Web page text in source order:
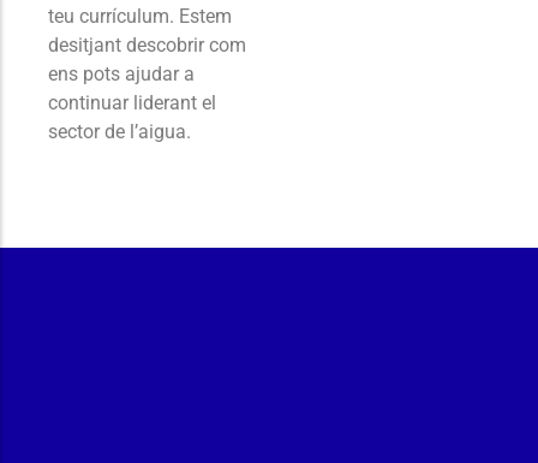
teu currículum. Estem
desitjant descobrir com
ens pots ajudar a
continuar liderant el
sector de l’aigua.